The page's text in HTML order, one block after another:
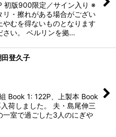
初版900限定／サイン入り ※
リ・擦れがある場合がござい
やむを得ないものとなります
さい。 ベルリンを拠…
登久子
Book 1: 122P、上製本 Book
荷しました。 夫・島尾伸三
一室で過ごした3人のにぎや